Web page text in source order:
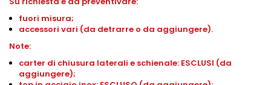
fuori misura;
accessori vari (da detrarre o da aggiungere).
Note:
carter di chiusura laterali e schienale: ESCLUSI (da
aggiungere);